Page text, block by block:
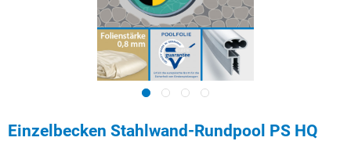
Einzelbecken Stahlwand-Rundpool PS HQ